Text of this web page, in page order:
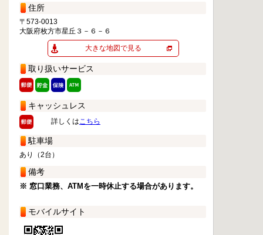
住所
〒573-0013
大阪府枚方市星丘３－６－６
大きな地図で見る
取り扱いサービス
キャッシュレス
詳しくはこちら
駐車場
あり（2台）
備考
※ 窓口業務、ATMを一時休止する場合があります。
モバイルサイト